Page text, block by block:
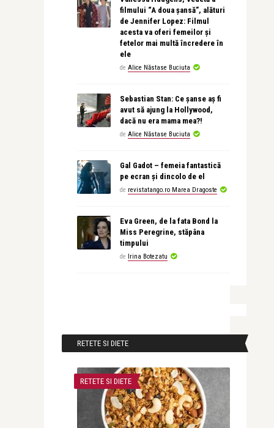
filmului “A doua șansă”, alături
de Jennifer Lopez: Filmul
acesta va oferi femeilor și
fetelor mai multă încredere în
ele
de Alice Năstase Buciuta
Sebastian Stan: Ce șanse aș fi
avut să ajung la Hollywood,
dacă nu era mama mea?!
de Alice Năstase Buciuta
Gal Gadot – femeia fantastică
pe ecran și dincolo de el
de revistatango.ro Marea Dragoste
Eva Green, de la fata Bond la
Miss Peregrine, stăpâna
timpului
de Irina Botezatu
RETETE SI DIETE
RETETE SI DIETE